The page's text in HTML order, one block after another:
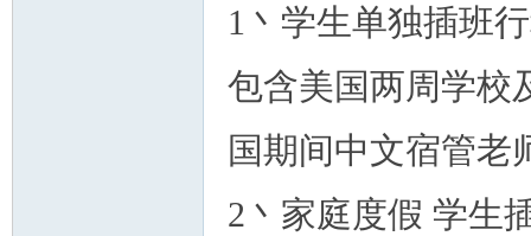
1丶学生单独插
包含美国两周学校
国期间中文宿管老
2丶家庭度假 学